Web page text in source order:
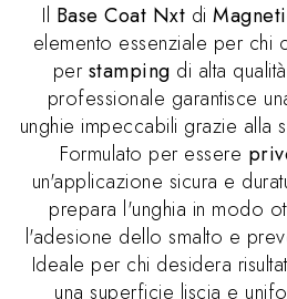
Il Base Coat Nxt di
elemento essenziale per chi
per stamping di alta
professionale garantisce
unghie impeccabili grazie alla
Formulato per essere
un'applicazione sicura e
prepara l'unghia in modo
l'adesione dello smalto e
Ideale per chi desidera
una superficie liscia e